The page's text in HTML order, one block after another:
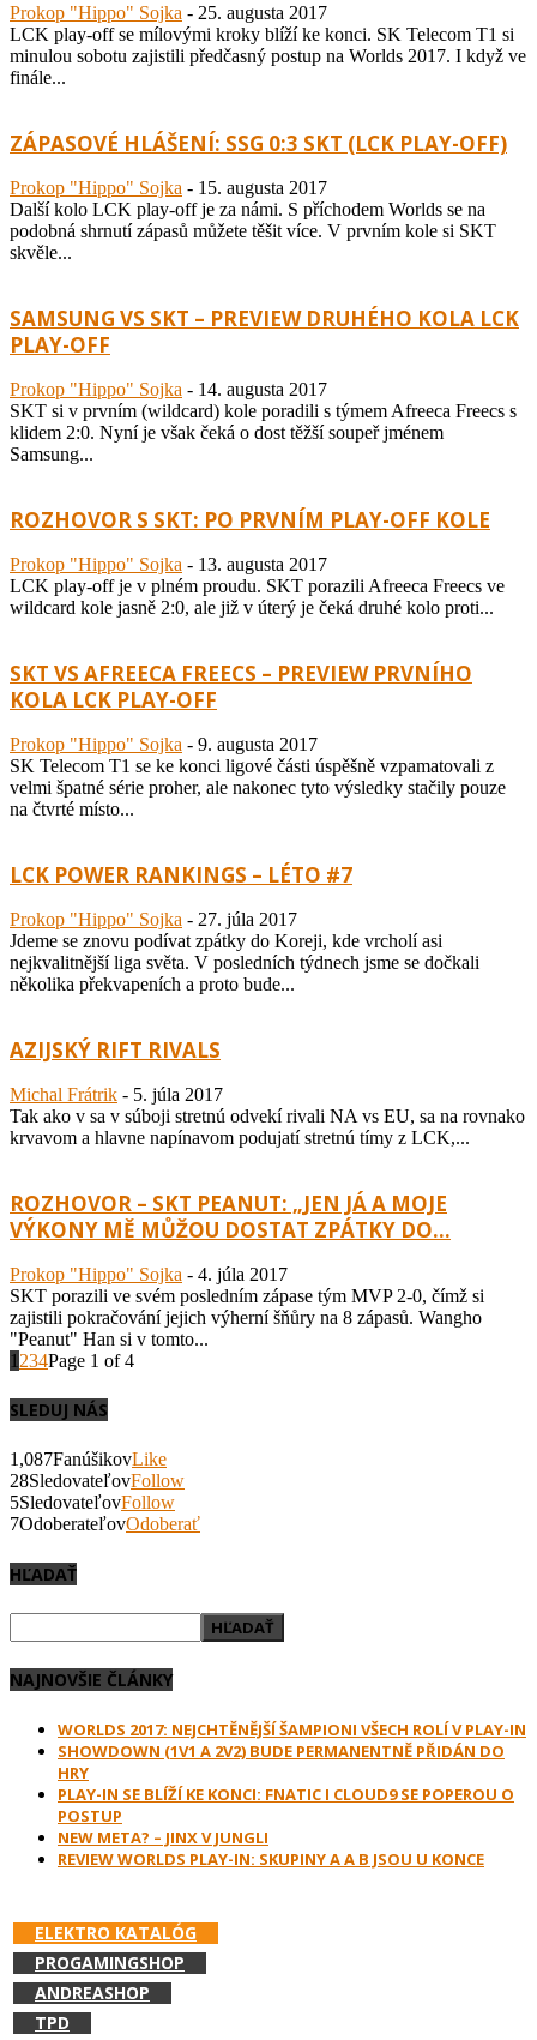
Prokop "Hippo" Sojka - 25. augusta 2017
LCK play-off se mílovými kroky blíží ke konci. SK Telecom T1 si
minulou sobotu zajistili předčasný postup na Worlds 2017. I když ve
finále...
ZÁPASOVÉ HLÁŠENÍ: SSG 0:3 SKT (LCK PLAY-OFF)
Prokop "Hippo" Sojka - 15. augusta 2017
Další kolo LCK play-off je za námi. S příchodem Worlds se na
podobná shrnutí zápasů můžete těšit více. V prvním kole si SKT
skvěle...
SAMSUNG VS SKT – PREVIEW DRUHÉHO KOLA LCK
PLAY-OFF
Prokop "Hippo" Sojka - 14. augusta 2017
SKT si v prvním (wildcard) kole poradili s týmem Afreeca Freecs s
klidem 2:0. Nyní je však čeká o dost těžší soupeř jménem
Samsung...
ROZHOVOR S SKT: PO PRVNÍM PLAY-OFF KOLE
Prokop "Hippo" Sojka - 13. augusta 2017
LCK play-off je v plném proudu. SKT porazili Afreeca Freecs ve
wildcard kole jasně 2:0, ale již v úterý je čeká druhé kolo proti...
SKT VS AFREECA FREECS – PREVIEW PRVNÍHO
KOLA LCK PLAY-OFF
Prokop "Hippo" Sojka - 9. augusta 2017
SK Telecom T1 se ke konci ligové části úspěšně vzpamatovali z
velmi špatné série proher, ale nakonec tyto výsledky stačily pouze
na čtvrté místo...
LCK POWER RANKINGS – LÉTO #7
Prokop "Hippo" Sojka - 27. júla 2017
Jdeme se znovu podívat zpátky do Koreji, kde vrcholí asi
nejkvalitnější liga světa. V posledních týdnech jsme se dočkali
několika překvapeních a proto bude...
AZIJSKÝ RIFT RIVALS
Michal Frátrik - 5. júla 2017
Tak ako v sa v súboji stretnú odvekí rivali NA vs EU, sa na rovnako
krvavom a hlavne napínavom podujatí stretnú tímy z LCK,...
ROZHOVOR – SKT PEANUT: „JEN JÁ A MOJE
VÝKONY MĚ MŮŽOU DOSTAT ZPÁTKY DO...
Prokop "Hippo" Sojka - 4. júla 2017
SKT porazili ve svém posledním zápase tým MVP 2-0, čímž si
zajistili pokračování jejich výherní šňůry na 8 zápasů. Wangho
"Peanut" Han si v tomto...
1 234Page 1 of 4
SLEDUJ NÁS
1,087FanúšikovLike
28SledovateľovFollow
5SledovateľovFollow
7OdoberateľovOdoberať
HĽADAŤ
NAJNOVŠIE ČLÁNKY
WORLDS 2017: NEJCHTĚNĚJŠÍ ŠAMPIONI VŠECH ROLÍ V PLAY-IN
SHOWDOWN (1V1 A 2V2) BUDE PERMANENTNĚ PŘIDÁN DO
HRY
PLAY-IN SE BLÍŽÍ KE KONCI: FNATIC I CLOUD9 SE POPEROU O
POSTUP
NEW META? – JINX V JUNGLI
REVIEW WORLDS PLAY-IN: SKUPINY A A B JSOU U KONCE
ELEKTRO KATALÓG
PROGAMINGSHOP
ANDREASHOP
TPD